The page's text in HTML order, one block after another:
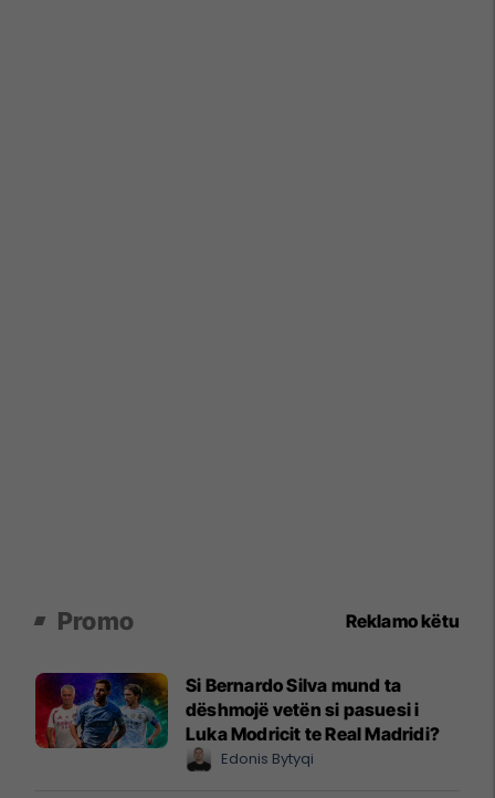
Promo Reklamo këtu
Si Bernardo Silva mund ta
dëshmojë vetën si pasuesi i
Luka Modricit te Real Madridi?
Edonis Bytyqi